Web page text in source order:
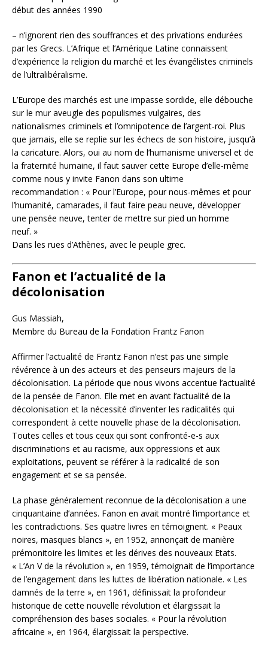
début des années 1990
– n’ignorent rien des souffrances et des privations endurées
par les Grecs. L’Afrique et l’Amérique Latine connaissent
d’expérience la religion du marché et les évangélistes criminels
de l’ultralibéralisme.
L’Europe des marchés est une impasse sordide, elle débouche
sur le mur aveugle des populismes vulgaires, des
nationalismes criminels et l’omnipotence de l’argent-roi. Plus
que jamais, elle se replie sur les échecs de son histoire, jusqu’à
la caricature. Alors, oui au nom de l’humanisme universel et de
la fraternité humaine, il faut sauver cette Europe d’elle-même
comme nous y invite Fanon dans son ultime
recommandation : « Pour l’Europe, pour nous-mêmes et pour
l’humanité, camarades, il faut faire peau neuve, développer
une pensée neuve, tenter de mettre sur pied un homme
neuf. »
Dans les rues d’Athènes, avec le peuple grec.
Fanon et l’actualité de la
décolonisation
Gus Massiah,
Membre du Bureau de la Fondation Frantz Fanon
Affirmer l’actualité de Frantz Fanon n’est pas une simple
révérence à un des acteurs et des penseurs majeurs de la
décolonisation. La période que nous vivons accentue l’actualité
de la pensée de Fanon. Elle met en avant l’actualité de la
décolonisation et la nécessité d’inventer les radicalités qui
correspondent à cette nouvelle phase de la décolonisation.
Toutes celles et tous ceux qui sont confronté-e-s aux
discriminations et au racisme, aux oppressions et aux
exploitations, peuvent se référer à la radicalité de son
engagement et se sa pensée.
La phase généralement reconnue de la décolonisation a une
cinquantaine d’années. Fanon en avait montré l’importance et
les contradictions. Ses quatre livres en témoignent. « Peaux
noires, masques blancs », en 1952, annonçait de manière
prémonitoire les limites et les dérives des nouveaux Etats.
« L’An V de la révolution », en 1959, témoignait de l’importance
de l’engagement dans les luttes de libération nationale. « Les
damnés de la terre », en 1961, définissait la profondeur
historique de cette nouvelle révolution et élargissait la
compréhension des bases sociales. « Pour la révolution
africaine », en 1964, élargissait la perspective.